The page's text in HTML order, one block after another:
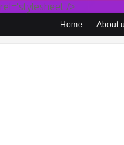
rel='stylesheet'/>
Home About